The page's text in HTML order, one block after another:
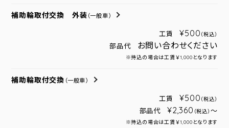
補助輪取付交換 外装 （一般車）
工賃 ¥500 （税込）
部品代 お問い合わせください
※持込の場合は工賃￥1,000となります
補助輪取付交換 （一般車）
工賃 ¥500 （税込）
部品代 ¥2,360 （税込） ～
※持込の場合は工賃￥1,000となります